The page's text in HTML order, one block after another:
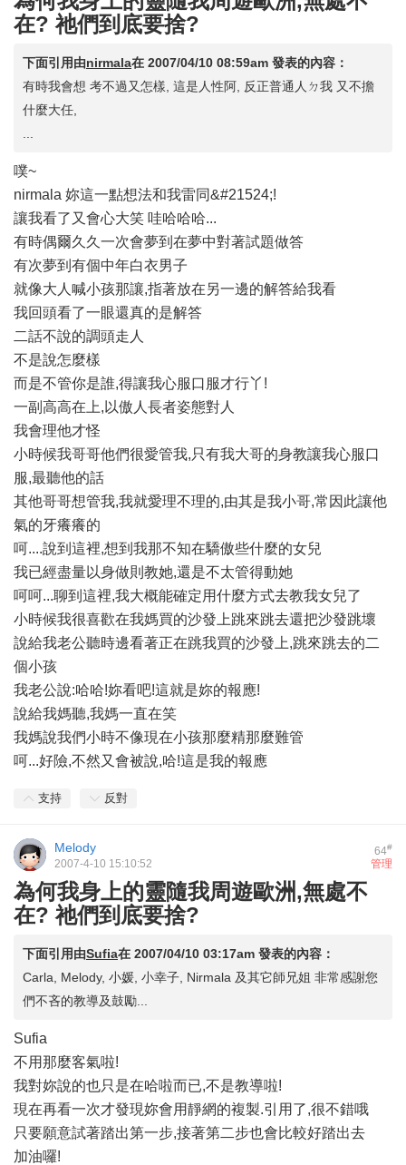
在? 祂們到底要捨?
下面引用由nirmala在 2007/04/10 08:59am 發表的內容：
有時我會想 考不過又怎樣, 這是人性阿, 反正普通人ㄉ我 又不擔
什麼大任,
噗~
nirmala 妳這一點想法和我雷同&#21524;!
讓我看了又會心大笑 哇哈哈哈...
有時偶爾久久一次會夢到在夢中對著試題做答
有次夢到有個中年白衣男子
就像大人喊小孩那讓,指著放在另一邊的解答給我看
我回頭看了一眼還真的是解答
二話不說的調頭走人
不是說怎麼樣
而是不管你是誰,得讓我心服口服才行丫!
一副高高在上,以傲人長者姿態對人
我會理他才怪
小時候我哥哥他們很愛管我,只有我大哥的身教讓我心服口
服,最聽他的話
其他哥哥想管我,我就愛理不理的,由其是我小哥,常因此讓他
氣的牙癢癢的
呵....說到這裡,想到我那不知在驕傲些什麼的女兒
我已經盡量以身做則教她,還是不太管得動她
呵呵...聊到這裡,我大概能確定用什麼方式去教我女兒了
小時候我很喜歡在我媽買的沙發上跳來跳去還把沙發跳壞
說給我老公聽時邊看著正在跳我買的沙發上,跳來跳去的二
個小孩
我老公說:哈哈!妳看吧!這就是妳的報應!
說給我媽聽,我媽一直在笑
我媽說我們小時不像現在小孩那麼精那麼難管
呵...好險,不然又會被說,哈!這是我的報應
支持 反對
64#
Melody
管理
2007-4-10 15:10:52
為何我身上的靈隨我周遊歐洲,無處不
在? 祂們到底要捨?
下面引用由Sufia在 2007/04/10 03:17am 發表的內容：
Carla, Melody, 小媛, 小幸子, Nirmala 及其它師兄姐 非常感謝您
們不吝的教導及鼓勵...
Sufia
不用那麼客氣啦!
我對妳說的也只是在哈啦而已,不是教導啦!
現在再看一次才發現妳會用靜網的複製.引用了,很不錯哦
只要願意試著踏出第一步,接著第二步也會比較好踏出去
加油囉!